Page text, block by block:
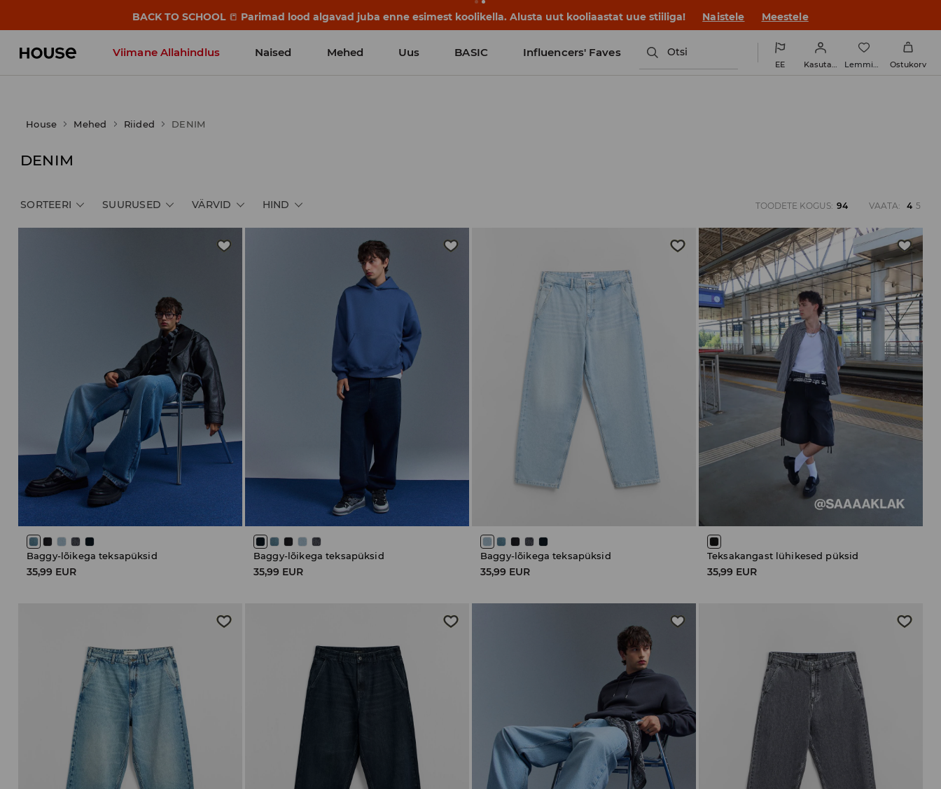
BACK TO SCHOOL 📒 Parimad lood algavad juba enne esimest koolikella. Alusta uut kooliaastat uue stiiliga! Naistele Meestele
Viimane Allahindlus Naised Mehed Uus BASIC Influencers' Faves Otsi
EE Kasutaja Lemmikud Ostukorv
House Mehed Riided DENIM
DENIM
SORTEERI SUURUSED VÄRVID HIND TOODETE KOGUS: 94 VAATA: 4 5
Baggy-lõikega teksapüksid
35,99 EUR
Baggy-lõikega teksapüksid
35,99 EUR
Baggy-lõikega teksapüksid
35,99 EUR
Teksakangast lühikesed püksid
35,99 EUR